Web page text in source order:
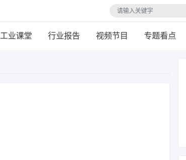
工业课堂 行业报告 视频节目 专题看点